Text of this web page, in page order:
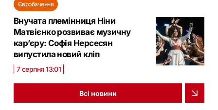
Євробачення
Внучата племінниця Ніни
Матвієнко розвиває музичну
кар’єру: Софія Нерсесян
випустила новий кліп
7 серпня 13:01
Всі новини